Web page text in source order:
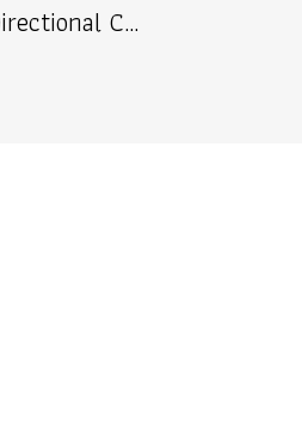
Main Line Directional Coupler Loss 12 dB บรรจุ 50 ตัว